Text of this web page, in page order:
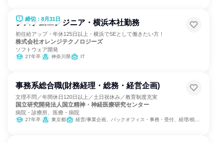
締切：8月31日
システムエンジニア・横浜本社勤務
初任給アップ・年休125日以上・横浜でSEとして働きたい方！
株式会社オレンジテクノロジーズ
ソフトウェア開発
27年卒 神奈川県 IT
事務系総合職(財務経理・総務・経営企画)
文理不問／年間休日120日以上／土日祝休み／教育制度充実
国立研究開発法人国立精神・神経医療研究センター
病院・診療所、医療・病院
27年卒 東京都 経営/事業企画、バックオフィス・事務・受付、経理/税務/財務、人事、総務、組織運営管理・公務員・事務系職種